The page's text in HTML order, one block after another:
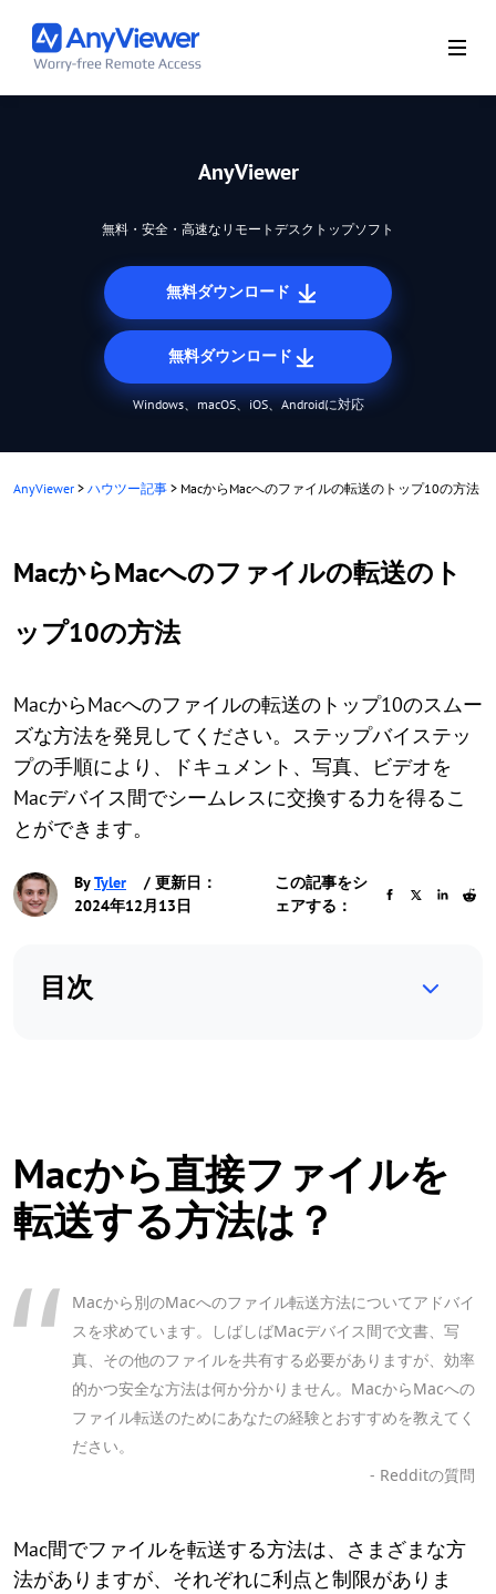
AnyViewer
無料・安全・高速なリモートデスクトップソフト
無料ダウンロード
無料ダウンロード
Windows、macOS、iOS、Androidに対応
AnyViewer > ハウツー記事 > MacからMacへのファイルの転送のトップ10の方法
MacからMacへのファイルの転送のト
ップ10の方法
MacからMacへのファイルの転送のトップ10のスムー
ズな方法を発見してください。ステップバイステッ
プの手順により、ドキュメント、写真、ビデオを
Macデバイス間でシームレスに交換する力を得るこ
とができます。
ByTyler
/ 更新日：
2024年12月13日
この記事をシ
ェアする：
目次
Macから直接ファイルを
転送する方法は？
Macから別のMacへのファイル転送方法についてアドバイ
スを求めています。しばしばMacデバイス間で文書、写
真、その他のファイルを共有する必要がありますが、効率
的かつ安全な方法は何か分かりません。MacからMacへの
ファイル転送のためにあなたの経験とおすすめを教えてく
ださい。
- Redditの質問
Mac間でファイルを転送する方法は、さまざまな方
法がありますが、それぞれに利点と制限がありま